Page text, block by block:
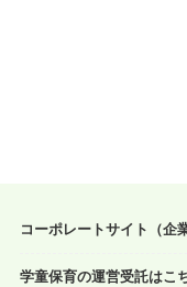
コーポレートサイト（企
学童保育の運営受託はこ